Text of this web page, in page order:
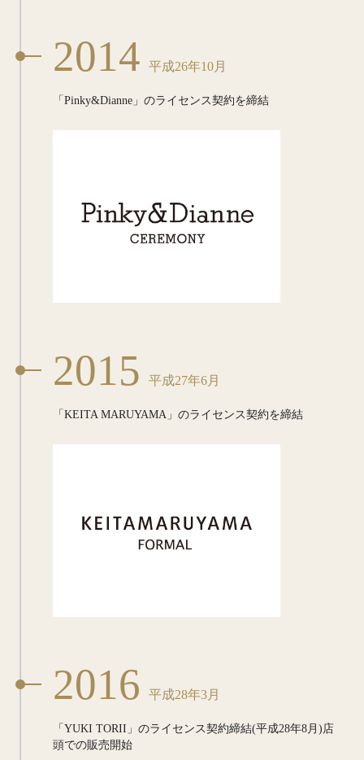
2014 平成26年10月
「Pinky&Dianne」のライセンス契約を締結
2015 平成27年6月
「KEITA MARUYAMA」のライセンス契約を締結
2016 平成28年3月
「YUKI TORII」のライセンス契約締結(平成28年8月)店
頭での販売開始